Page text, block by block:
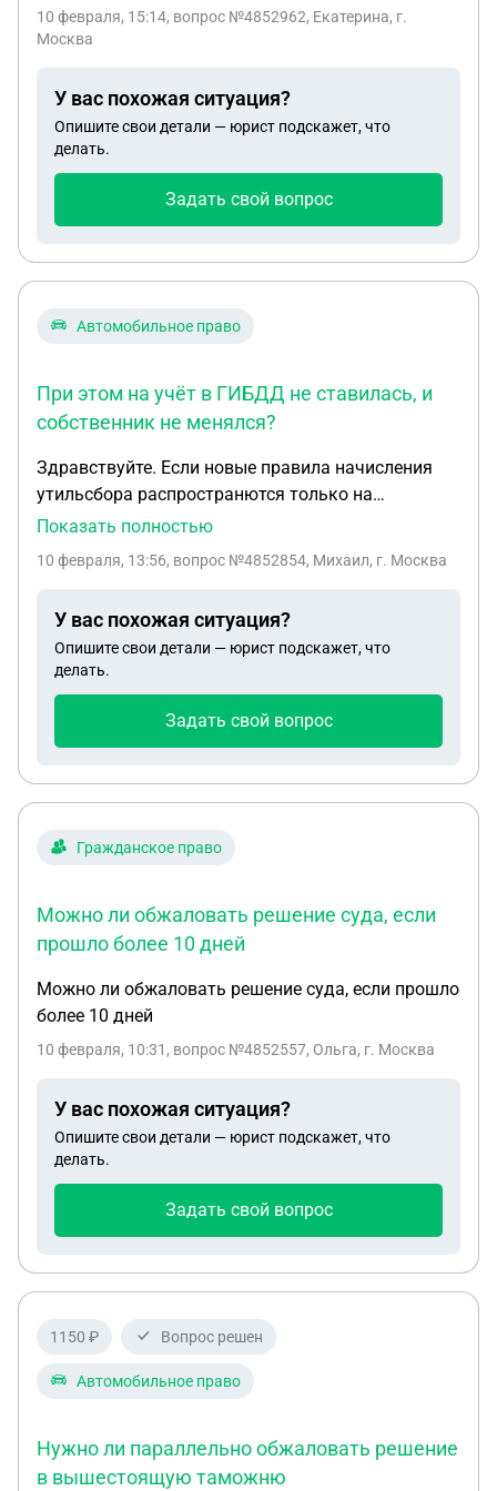
10 февраля, 15:14, вопрос №4852962, Екатерина, г.
Москва
У вас похожая ситуация?
Опишите свои детали — юрист подскажет, что
делать.
Задать свой вопрос
Автомобильное право
При этом на учёт в ГИБДД не ставилась, и
собственник не менялся?
Здравствуйте. Если новые правила начисления
утильсбора распространются только на
автомобили ввезеные в РФ после 1 декабря 2025
утильсбор если машина ввезена, к примеру в
законную силу постановления 1713 о внесении
изменений....) при этом на учёт в ГИБДД не
ставилась, и собственник не менялся?
Показать полностью
10 февраля, 13:56, вопрос №4852854, Михаил, г. Москва
У вас похожая ситуация?
Опишите свои детали — юрист подскажет, что
делать.
Задать свой вопрос
Гражданское право
Можно ли обжаловать решение суда, если
прошло более 10 дней
Можно ли обжаловать решение суда, если прошло
более 10 дней
10 февраля, 10:31 , вопрос №4852557, Ольга, г. Москва
У вас похожая ситуация?
Опишите свои детали — юрист подскажет, что
делать.
Задать свой вопрос
1150 ₽ Вопрос решен
Автомобильное право
Нужно ли параллельно обжаловать решение
в вышестоящую таможню